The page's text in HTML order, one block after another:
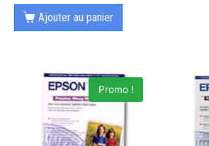
Ajouter au panier
Promo !